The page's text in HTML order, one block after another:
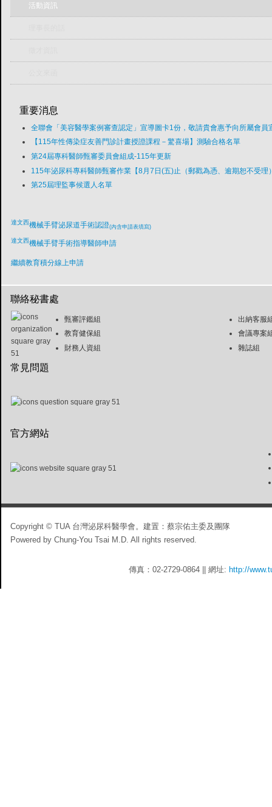
活動資訊
重要消息
全聯會「​美容醫學案例審查認定」宣導圖卡1份，敬請貴會惠予向所屬會員
【115年性傳染症友善門診計畫授證課程－驚喜場】測驗合格名單
第24屆專科醫師甄審委員會組成-115年更新
115年泌尿科專科醫師甄審作業【8月7日(五)止（郵戳為憑、逾期恕不受理
第25屆理監事候選人名單
達文西機械手臂泌尿道手術認證(內含申請表填寫)
達文西機械手臂手術指導醫師申請
繼續教育積分線上申請
聯絡秘書處
甄審評鑑組
教育健保組
財務人資組
出納客服
會議專案
雜誌組
常見問題
官方網站
Copyright © TUA 台灣泌尿科醫學會。建置：蔡宗佑主委及團隊
Powered by Chung-You Tsai M.D. All rights reserved.
傳真：02-2729-0864 || 網址: http://